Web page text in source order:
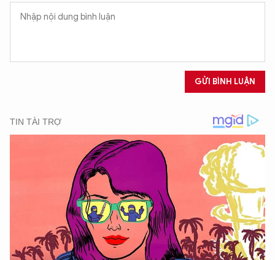
GỬI BÌNH LUẬN